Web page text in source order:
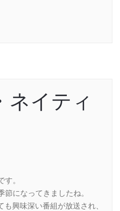
ネイティ
。
になってきましたね。
興味深い番組が放送され、